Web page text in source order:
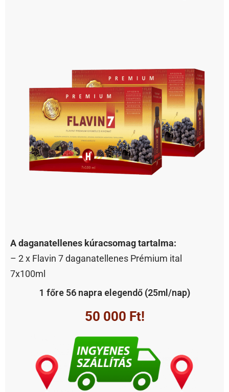
A daganatellenes kúracsomag tartalma:
– 2 x Flavin 7 daganatellenes Prémium ital
7x100ml
1 főre 56 napra elegendő (25ml/nap)
50 000 Ft!